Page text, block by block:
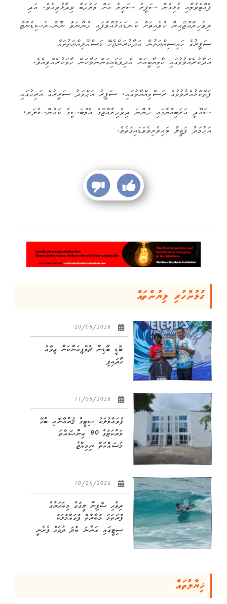
ފެއްޓެވުމާއި ގުޅިގެން ސަފީރު ސަރީރު އަށް މަރުހަބާ ވިދާޅުވިއެވެ. އަދި
ދިވެހިރާއްޖޭއިން ކުވެއިތަށް ކަނޑައަޅުއްވާފައި ހުންނަވާ ނޮން-ރެސިޑެންޓް
ސަފީރުގެ ހައިސިއްޔަތުން އަދާކުރަންޖެހޭ މަސްއޫލިއްޔަތުތައް
އަދާކުރެއްވުމުގައި ކާމިޔާބީއަށް އެދިވަޑައިގަންނަވާކަން ހާމަކުރެއްވިއެވެ.
ފަތްކޮޅުއެރުވުމުގެ ރަސްމިއްޔާތުގައި، ސަފީރު އަޙްމަދު ސަރީރުގެ އަރިހުގައި
ސައޫދީ ޢަރަބިއްޔާގައި ހުންނަ ދިވެހިރާއްޖޭގެ އެމްބަސީގެ ކައުންސެލަރ،
އަޙުމަދު ފަޒީލް ބައިވެރިވެވަޑައިގަތެވެ.
ގުޅުންހުރި ލިޔުންތައް
ބޮޑީ ބޯޑިން ޗެމްޕިއަންކަން ޖިވާއު
ހޯދައިފި
ފުވައްމުލަކު ސިޓީގެ ޤުރުއާނާއި ބެހޭ
މަރުކަޒުގެ 90 އިންސައްތަ
މަސައްކަތް ނިމިއްޖެ
ދިވެހި ސާފިން ލީގުގެ މިއަހަރުގެ
ފުރަތަމަ މުބާރާތް ފުވައްމުލަކު
ސިޓީގައި އަންނަ ބުދަ ދުވަހު ފެށެނީ
ޚިޔާލުތައް